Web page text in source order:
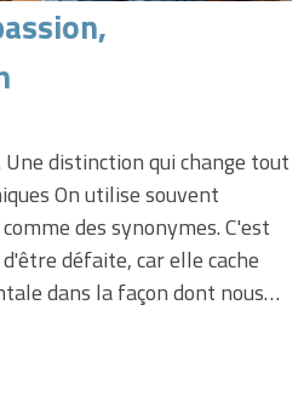
distinction qui change tout
On utilise souvent
des synonymes. C'est
défaite, car elle cache
dans la façon dont nous…